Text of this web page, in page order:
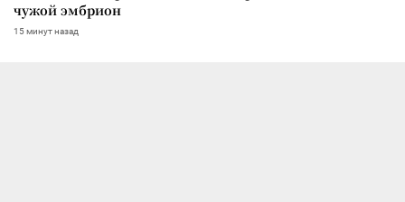
чужой эмбрион
15 минут назад